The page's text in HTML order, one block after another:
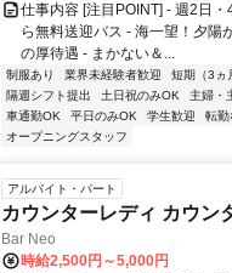
仕事内容 [注目POINT] - 週2日
ら無料送迎バス - 海一望！夕陽
の厚待遇 - まかない＆...
制服あり 業界未経験者歓迎 短期（3ヵ
隔週シフト提出
土日祝のみOK 主婦・
車通勤OK
平日のみOK 学生歓迎 転勤
オープニングスタッフ
アルバイト・パート
カウンターレディ カウン
Bar Neo
時給2,500円～5,000円